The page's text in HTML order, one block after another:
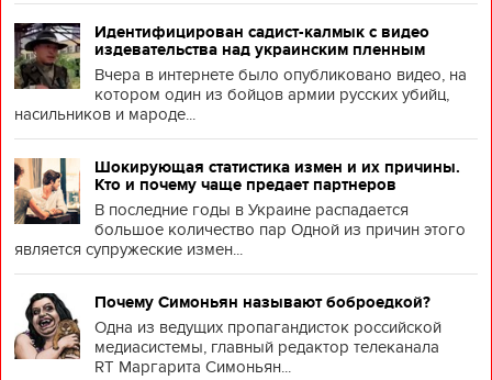
Идентифицирован садист-калмык с видео
издевательства над украинским пленным
Вчера в интернете было опубликовано видео, на
котором один из бойцов армии русских убийц,
насильников и мароде...
Шокирующая статистика измен и их причины.
Кто и почему чаще предает партнеров
В последние годы в Украине распадается
большое количество пар Одной из причин этого
является супружеские измен...
Почему Симоньян называют боброедкой?
Одна из ведущих пропагандисток российской
медиасистемы, главный редактор телеканала
RT Маргарита Симоньян...